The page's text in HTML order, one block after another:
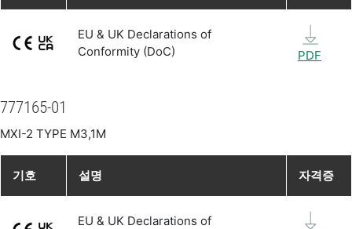
EU & UK Declarations of
Conformity (DoC)
PDF
777165-01
MXI-2 TYPE M3,1M
기호 설명 자격증
EU & UK Declarations of